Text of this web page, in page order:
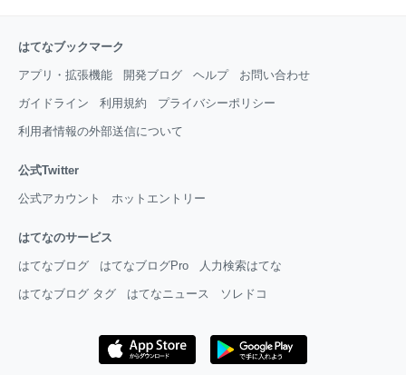
はてなブックマーク
アプリ・拡張機能 開発ブログ ヘルプ お問い合わせ
ガイドライン 利用規約 プライバシーポリシー
利用者情報の外部送信について
公式Twitter
公式アカウント ホットエントリー
はてなのサービス
はてなブログ はてなブログPro 人力検索はてな
はてなブログ タグ はてなニュース ソレドコ